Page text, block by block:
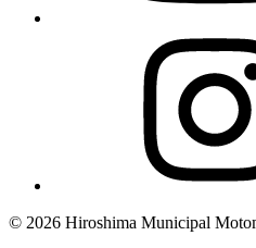
© 2026 Hiroshima Municipal